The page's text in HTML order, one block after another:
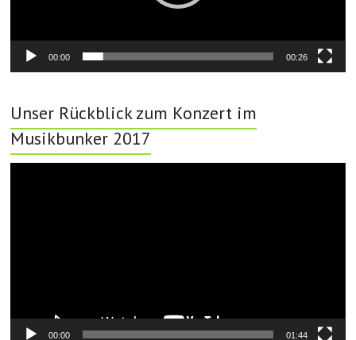
00:00 00:26
Unser Rückblick zum Konzert im
Musikbunker 2017
00:00 01:44